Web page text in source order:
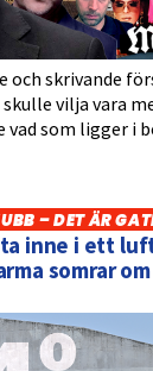
och skrivande
vilja vara
vad som ligger i
– DET ÄR
inne i ett
somrar